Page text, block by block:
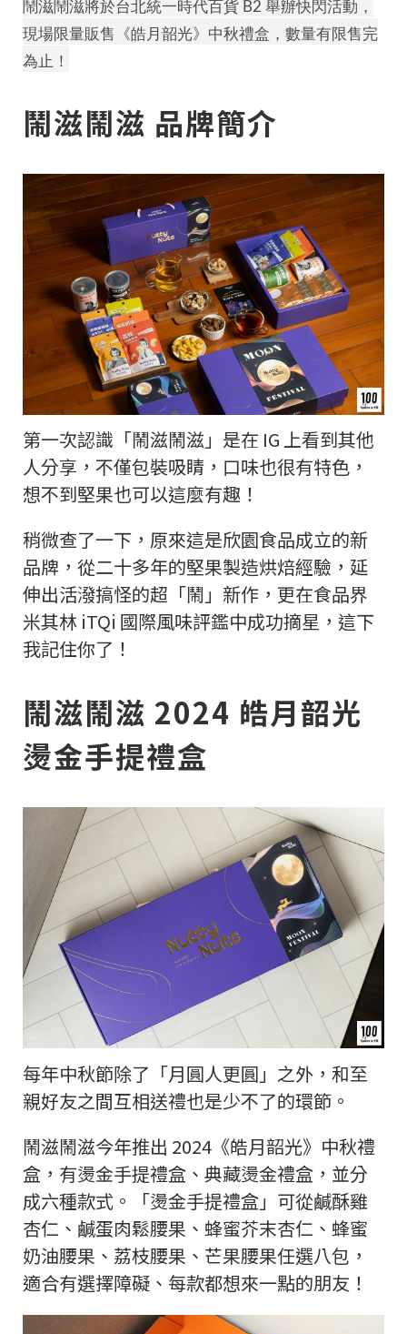
鬧滋鬧滋將於台北統一時代百貨 B2 舉辦快閃活動，
現場限量販售《皓月韶光》中秋禮盒，數量有限售完
為止！
鬧滋鬧滋 品牌簡介
第一次認識「鬧滋鬧滋」是在 IG 上看到其他
人分享，不僅包裝吸睛，口味也很有特色，
想不到堅果也可以這麼有趣！
稍微查了一下，原來這是欣園食品成立的新
品牌，從二十多年的堅果製造烘焙經驗，延
伸出活潑搞怪的超「鬧」新作，更在食品界
米其林 iTQi 國際風味評鑑中成功摘星，這下
我記住你了！
鬧滋鬧滋 2024 皓月韶光
燙金手提禮盒
每年中秋節除了「月圓人更圓」之外，和至
親好友之間互相送禮也是少不了的環節。
鬧滋鬧滋今年推出 2024《皓月韶光》中秋禮
盒，有燙金手提禮盒、典藏燙金禮盒，並分
成六種款式。「燙金手提禮盒」可從鹹酥雞
杏仁、鹹蛋肉鬆腰果、蜂蜜芥末杏仁、蜂蜜
奶油腰果、荔枝腰果、芒果腰果任選八包，
適合有選擇障礙、每款都想來一點的朋友！